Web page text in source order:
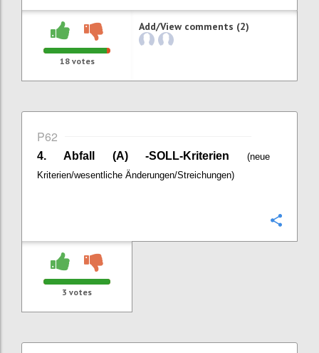
18votes
Add/View comments (2)
P62
4. Abfall (A) -SOLL-Kriterien (neue
Kriterien/wesentliche Änderungen/Streichungen)
3 votes